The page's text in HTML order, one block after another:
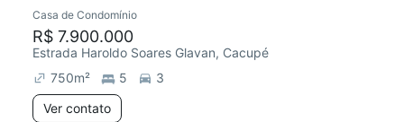
Casa de Condomínio
R$ 7.900.000
Estrada Haroldo Soares Glavan, Cacupé
750m² 5
3
Ver contato